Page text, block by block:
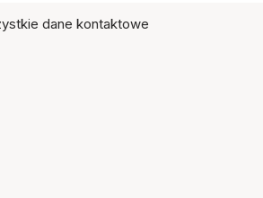
dane kontaktowe